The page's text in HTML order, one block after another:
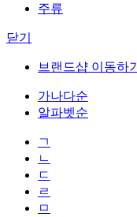
주류
닫기
브랜드샵 이동하기
가나다순
알파벳순
ㄱ
ㄴ
ㄷ
ㄹ
ㅁ